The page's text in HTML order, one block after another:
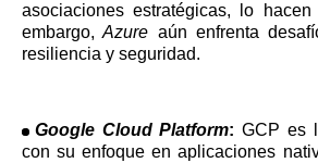
asociaciones estratégicas, lo
embargo, Azure aún enfrenta
resiliencia y seguridad.
Google Cloud Platform: GCP es
con su enfoque en aplicaciones